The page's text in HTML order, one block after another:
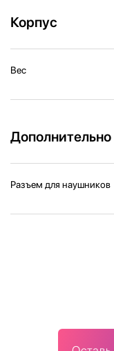
Корпус
Вес
Дополнительно
Разъем для наушников